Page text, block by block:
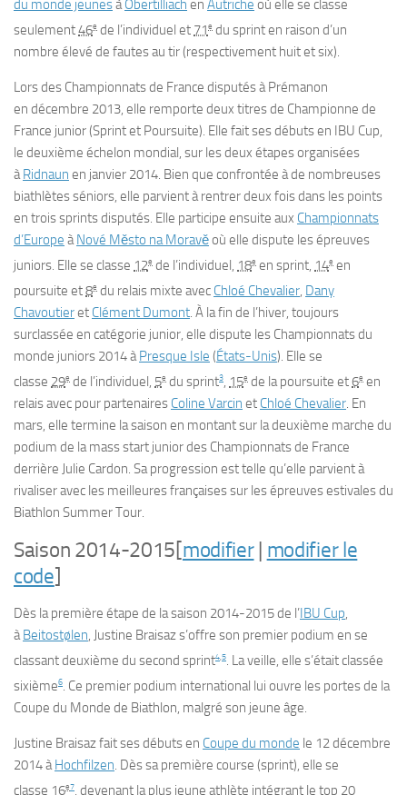
du monde jeunesàObertilliach en Autriche où elle se classe
seulement46e de l’individuel et 71e du sprint en raison d’un
nombre élevé de fautes au tir (respectivement huit et six).
Lors des Championnats de France disputés à Prémanon
en décembre 2013, elle remporte deux titres de Championne de
France junior (Sprint et Poursuite). Elle fait ses débuts en IBU Cup,
le deuxième échelon mondial, sur les deux étapes organisées
àRidnaun en janvier 2014. Bien que confrontée à de nombreuses
biathlètes séniors, elle parvient à rentrer deux fois dans les points
en trois sprints disputés. Elle participe ensuite aux Championnats
d’Europe àNové Město na Moravěoù elle dispute les épreuves
juniors. Elle se classe 12e de l’individuel, 18e en sprint, 14e en
poursuite et8e du relais mixte avec Chloé Chevalier, Dany
Chavoutieret Clément Dumont. À la fin de l’hiver, toujours
surclassée en catégorie junior, elle dispute les Championnats du
monde juniors 2014 àPresque Isle (États-Unis). Elle se
classe 29e de l’individuel, 5e du sprint3, 15e de la poursuite et6e en
relais avec pour partenaires Coline Varcin et Chloé Chevalier. En
mars, elle termine la saison en montant sur la deuxième marche du
podium de la mass start junior des Championnats de France
derrière Julie Cardon. Sa progression est telle qu’elle parvient à
rivaliser avec les meilleures françaises sur les épreuves estivales du
Biathlon Summer Tour.
Saison 2014-2015[modifier| modifier le
code]
Dès la première étape de la saison 2014-2015 de l’IBU Cup,
àBeitostølen, Justine Braisaz s’offre son premier podium en se
classant deuxième du second sprint45. La veille, elle s’était classée
sixième6. Ce premier podium international lui ouvre les portes de la
Coupe du Monde de Biathlon, malgré son jeune âge.
Justine Braisaz fait ses débuts en Coupe du monde le 12 décembre
2014àHochfilzen. Dès sa première course (sprint), elle se
classe 16e7, devenant la plus jeune athlète intégrant le top 20